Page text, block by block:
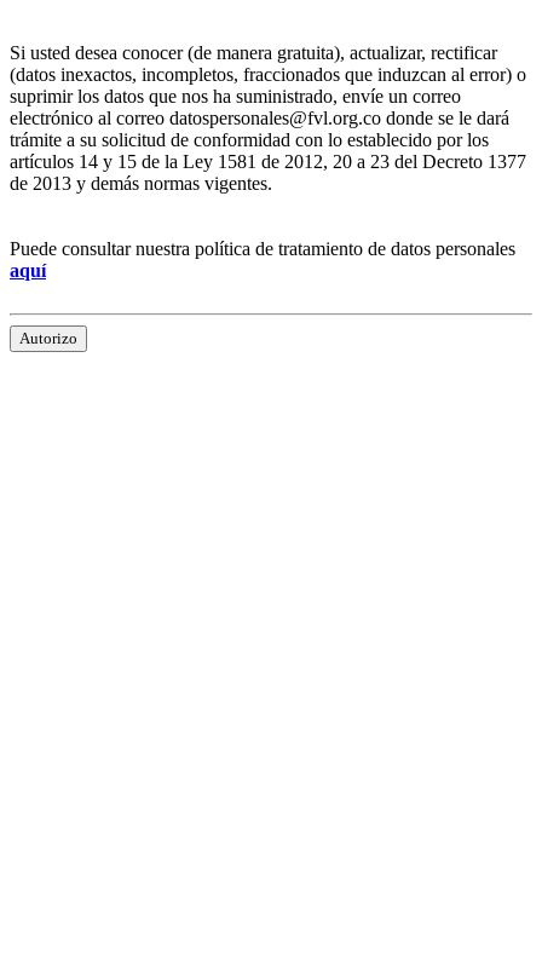
Si usted desea conocer (de manera gratuita), actualizar, rectificar
(datos inexactos, incompletos, fraccionados que induzcan al error) o
suprimir los datos que nos ha suministrado, envíe un correo
electrónico al correo datospersonales@fvl.org.co donde se le dará
trámite a su solicitud de conformidad con lo establecido por los
artículos 14 y 15 de la Ley 1581 de 2012, 20 a 23 del Decreto 1377
de 2013 y demás normas vigentes.
Puede consultar nuestra política de tratamiento de datos personales
aquí
Autorizo